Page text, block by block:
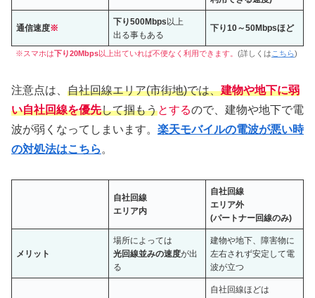
通信速度※
下り500Mbps 以上
出る事もある
下り10～50Mbpsほど
※スマホは下り20Mbps以上出ていれば不便なく利用できます。 (詳しくは こちら)
注意点は、 自社回線エリア(市街地)では、建物や地下に弱
い自社回線を優先して掴もうとするので、建物や地下で電
波が弱くなってしまいます。 楽天モバイルの電波が悪い時
の対処法はこちら 。
自社回線
エリア内
自社回線
エリア外
(パートナー回線のみ)
メリット
場所によっては
光回線並みの速度が出
る
建物や地下、障害物に
左右されず安定して電
波が立つ
自社回線ほどは